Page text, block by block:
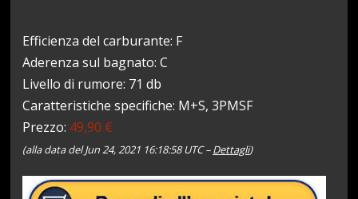
Efficienza del carburante: F
Aderenza sul bagnato: C
Livello di rumore: 71 db
Caratteristiche specifiche: M+S, 3PMSF
Prezzo: 49,90 €
(alla data del Jun 24, 2021 16:18:58 UTC –Dettagli)